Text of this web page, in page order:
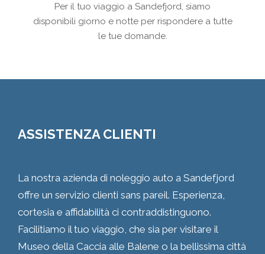
Per il tuo viaggio a Sandefjord, siamo
disponibili giorno e notte per rispondere a tutte
le tue domande.
ASSISTENZA CLIENTI
La nostra azienda di noleggio auto a Sandefjord
offre un servizio clienti sans pareil. Esperienza,
cortesia e affidabilità ci contraddistinguono.
Facilitiamo il tuo viaggio, che sia per visitare il
Museo della Caccia alle Balene o la bellissima città